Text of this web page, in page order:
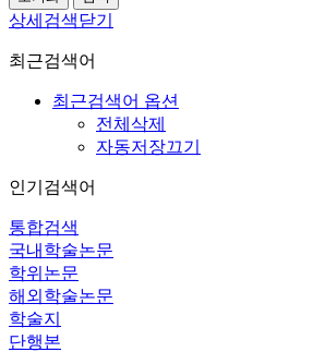
상세검색닫기
최근검색어
최근검색어 옵션
전체삭제
자동저장끄기
인기검색어
통합검색
국내학술논문
학위논문
해외학술논문
학술지
단행본